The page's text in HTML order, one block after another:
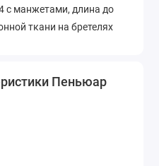
с манжетами, длина до
ткани на бретелях
Пеньюар